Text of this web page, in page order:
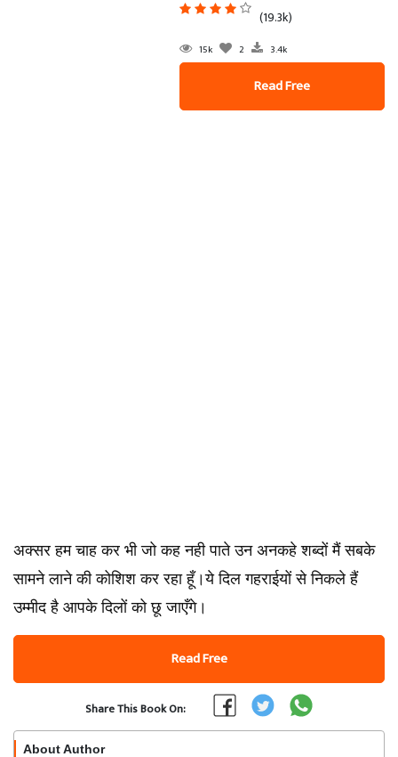
(19.3k)
15k 2 3.4k
Read Free
अक्सर हम चाह कर भी जो कह नही पाते उन अनकहे शब्दों मैं सबके
सामने लाने की कोशिश कर रहा हूँ।ये दिल गहराईयों से निकले हैं
उम्मीद है आपके दिलों को छू जाएँगे।
Read Free
Share This Book On:
About Author